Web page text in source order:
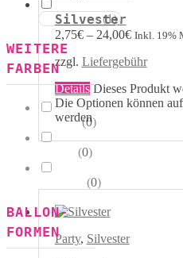
Silvester
2,75€– 24,00€ Inkl. 19%
zzgl. Liefergebühr
Details Dieses Produkt
Die Optionen können
werden
Party, Silvester
Mehrfarbig (1)
WEITERE
FARBEN
Kristall (0)
(0)
(0)
BALLON-
FORMEN